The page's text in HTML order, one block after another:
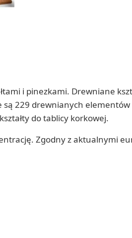
i pinezkami. Drewniane
229 drewnianych
do tablicy korkowej.
Zgodny z aktualnymi